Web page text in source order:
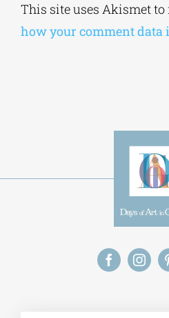
This site uses Akismet to
how your comment data